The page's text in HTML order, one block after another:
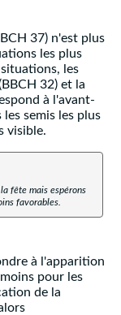
37) n'est plus
les plus
les
32) et la
à l'avant-
semis les plus
visible.
fête mais espérons
favorables.
à l'apparition
pour les
de la